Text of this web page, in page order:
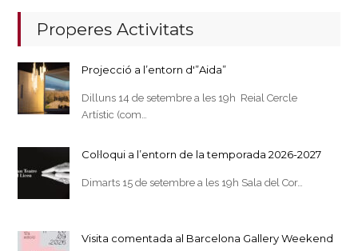
Properes Activitats
Projecció a l’entorn d'”Aida”
Dilluns 14 de setembre a les 19h Reial Cercle
Artístic (com…
Col·loqui a l’entorn de la temporada 2026-2027
Dimarts 15 de setembre a les 19h Sala del Cor…
Visita comentada al Barcelona Gallery Weekend